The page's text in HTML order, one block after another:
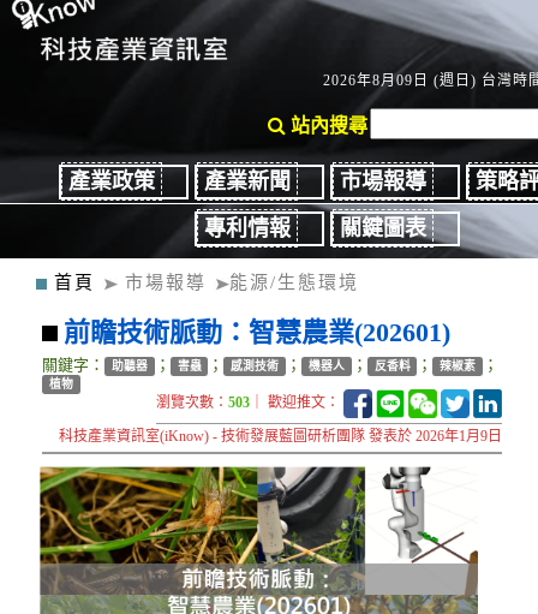
2026年8月09日 (週日) 台灣時
站內搜尋
產業政策 產業新聞 市場報導
策略
專利情報
關鍵圖表
首頁 市場報導 能源/生態環境
前瞻技術脈動：智慧農業(202601)
關鍵字： 助聽器 ； 害蟲 ； 感測技術 ； 機器人 ； 反香料 ； 辣椒素 ；
植物
瀏覽次數：503 ｜ 歡迎推文：
科技產業資訊室(iKnow) - 技術發展藍圖研析團隊 發表於 2026年1月9日